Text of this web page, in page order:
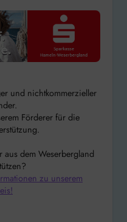
und nichtkommerzieller
Förderer für die
dem Weserbergland
zu unserem